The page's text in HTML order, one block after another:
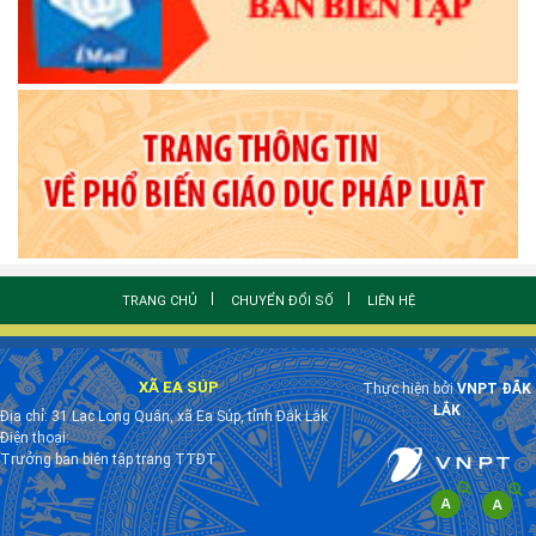
TRANG CHỦ CHUYỂN ĐỔI SỐ LIÊN HỆ
XÃ EA SÚP
Địa chỉ: 31 Lạc Long Quân, xã Ea Súp, tỉnh Đắk Lắk
Điện thoại:
Trưởng ban biên tập trang TTĐT
Thực hiện bởiVNPT ĐẮK
LẮK